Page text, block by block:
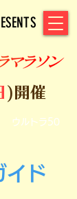
)開催
ウルトラ50
イド